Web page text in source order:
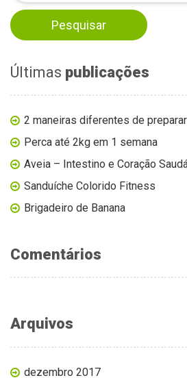
Últimas publicações
2 maneiras diferentes de
Perca até 2kg em 1 semana
Aveia – Intestino e Coração
Sanduíche Colorido Fitness
Brigadeiro de Banana
Comentários
Arquivos
dezembro 2017